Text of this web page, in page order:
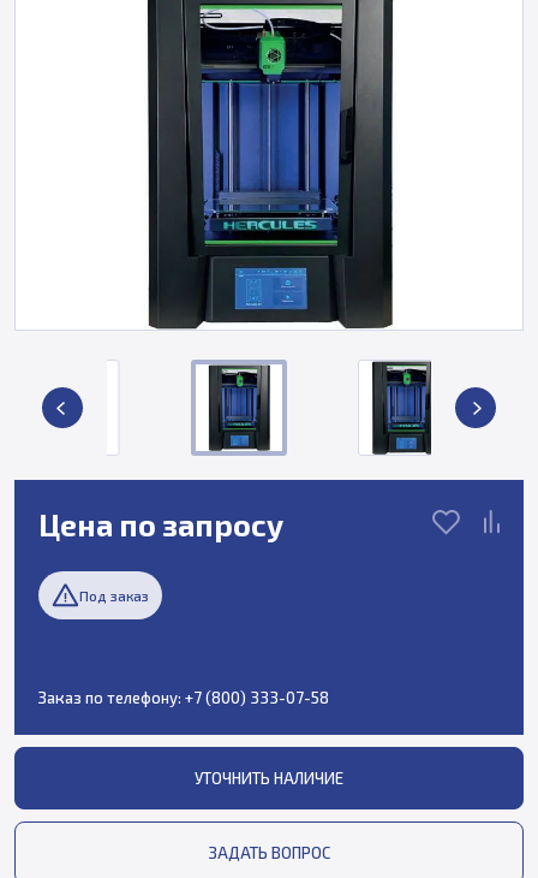
Цена по запросу
Под заказ
Заказ по телефону: +7 (800) 333-07-58
УТОЧНИТЬ НАЛИЧИЕ
ЗАДАТЬ ВОПРОС